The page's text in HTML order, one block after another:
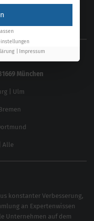
München
Ulm
Alle
konstanter Verbesserung,
an Expertenwissen
Unternehmen auf dem
Impressum